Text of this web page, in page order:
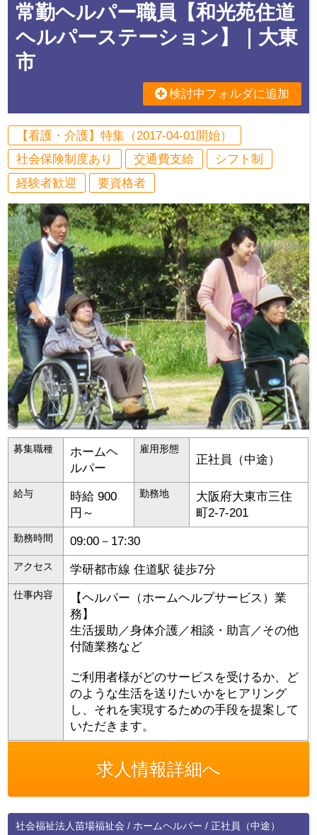
常勤ヘルパー職員【和光苑住道
ヘルパーステーション】｜大東
市
検討中フォルダに追加
【看護・介護】特集（2017-04-01開始）
社会保険制度あり
交通費支給
シフト制
経験者歓迎
要資格者
募集職種
ホームヘ
ルパー
雇用形態
正社員（中途）
給与
時給 900
円～
勤務地 大阪府大東市三住
町2-7-201
勤務時間 09:00－17:30
アクセス 学研都市線 住道駅 徒歩7分
仕事内容
【ヘルパー（ホームヘルプサービス）業
務】
生活援助／身体介護／相談・助言／その他
付随業務など
ご利用者様がどのサービスを受けるか、ど
のような生活を送りたいかをヒアリング
し、それを実現するための手段を提案して
いただきます。
求人情報詳細へ
社会福祉法人苗場福祉会 / ホームヘルパー / 正社員（中途）